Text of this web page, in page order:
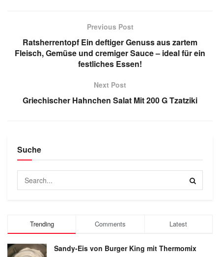
Previous Post
Ratsherrentopf Ein deftiger Genuss aus zartem
Fleisch, Gemüse und cremiger Sauce – ideal für ein
festliches Essen!
Next Post
Griechischer Hahnchen Salat Mit 200 G Tzatziki
Suche
Trending Comments Latest
Sandy-Eis von Burger King mit Thermomix